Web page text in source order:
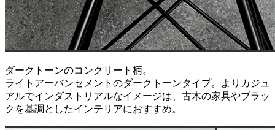
ダークトーンのコンクリート柄。
ライトアーバンセメントのダークトーンタイプ。よりカジュ
アルでインダストリアルなイメージは、古木の家具やブラッ
クを基調としたインテリアにおすすめ。